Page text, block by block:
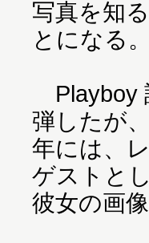
写真を知
とになる。
Playboy
弾したが
年には、
ゲストと
彼女の画